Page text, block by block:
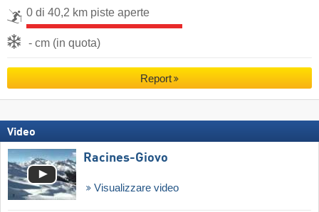
0 di 40,2 km piste aperte
- cm (in quota)
Report
Video
Racines-Giovo
Visualizzare video